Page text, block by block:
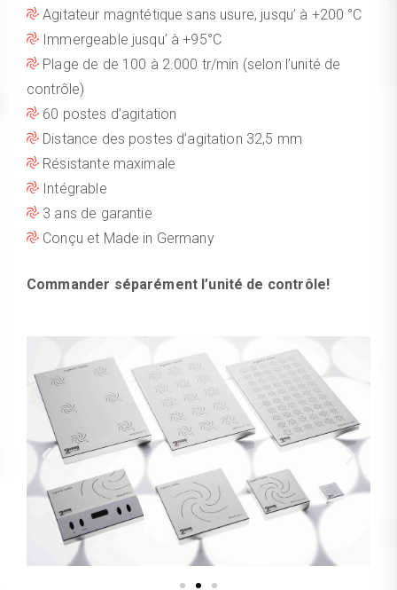
Agitateur magntétique sans usure, jusqu’ à +200 °C
Immergeable jusqu’ à +95°C
Plage de de 100 à 2.000 tr/min (selon l’unité de
contrôle)
60 postes d’agitation
Distance des postes d’agitation 32,5 mm
Résistante maximale
Intégrable
3 ans de garantie
Conçu et Made in Germany
Commander séparément l’unité de contrôle!